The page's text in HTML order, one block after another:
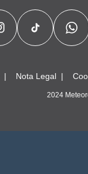
Nota Legal
2024